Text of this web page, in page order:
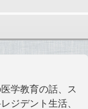
学教育の話、ス
ジデント生活、